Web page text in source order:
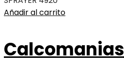
Añadir al carrito
Calcomanias